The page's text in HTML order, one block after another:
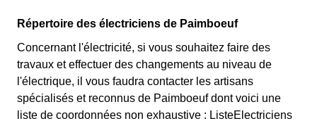
Répertoire des électriciens de Paimboeuf
Concernant l'électricité, si vous souhaitez faire des
travaux et effectuer des changements au niveau de
l'électrique, il vous faudra contacter les artisans
spécialisés et reconnus de Paimboeuf dont voici une
liste de coordonnées non exhaustive : ListeElectriciens